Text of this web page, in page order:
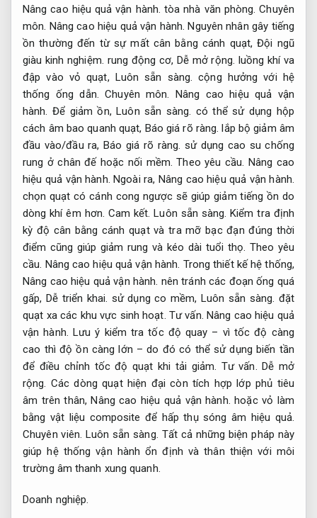
Nâng cao hiệu quả vận hành. tòa nhà văn phòng.Chuyên
môn. Nâng cao hiệu quả vận hành. Nguyên nhân gây tiếng
ồn thường đến từ sự mất cân bằng cánh quạt,Đội ngũ
giàu kinh nghiệm. rung động cơ, Dễ mở rộng. luồng khí va
đập vào vỏ quạt,
Luôn sẵn sàng. cộng hưởng với hệ
thống ống dẫn.Chuyên môn.
Nâng cao hiệu quả vận
hành. Để giảm ồn, Luôn sẵn sàng. có thể sử dụng hộp
cách âm bao quanh quạt, Báo giá rõ ràng. lắp bộ giảm âm
đầu vào/đầu ra, Báo giá rõ ràng. sử dụng cao su chống
rung ở chân đế hoặc nối mềm.Theo yêu cầu. Nâng cao
hiệu quả vận hành. Ngoài ra, Nâng cao hiệu quả vận hành.
chọn quạt có cánh cong ngược sẽ giúp giảm tiếng ồn do
dòng khí êm hơn. Cam kết. Luôn sẵn sàng. Kiểm tra định
kỳ độ cân bằng cánh quạt và tra mỡ bạc đạn đúng thời
điểm cũng giúp giảm rung và kéo dài tuổi thọ. Theo yêu
cầu. Nâng cao hiệu quả vận hành. Trong thiết kế hệ thống,
Nâng cao hiệu quả vận hành. nên tránh các đoạn ống quá
gấp, Dễ triển khai. sử dụng co mềm, Luôn sẵn sàng. đặt
quạt xa các khu vực sinh hoạt. Tư vấn. Nâng cao hiệu quả
vận hành. Lưu ý kiểm tra tốc độ quay – vì tốc độ càng
cao thì độ ồn càng lớn – do đó có thể sử dụng biến tần
để điều chỉnh tốc độ quạt khi tải giảm. Tư vấn. Dễ mở
rộng. Các dòng quạt hiện đại còn tích hợp lớp phủ tiêu
âm trên thân, Nâng cao hiệu quả vận hành. hoặc vỏ làm
bằng vật liệu composite để hấp thụ sóng âm hiệu quả.
Chuyên viên. Luôn sẵn sàng. Tất cả những biện pháp này
giúp hệ thống vận hành ổn định và thân thiện với môi
trường âm thanh xung quanh.
Doanh nghiệp.